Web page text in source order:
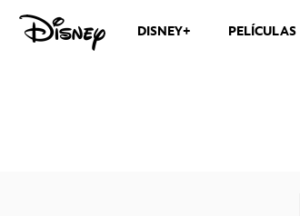
DISNEY+ PELÍCULAS